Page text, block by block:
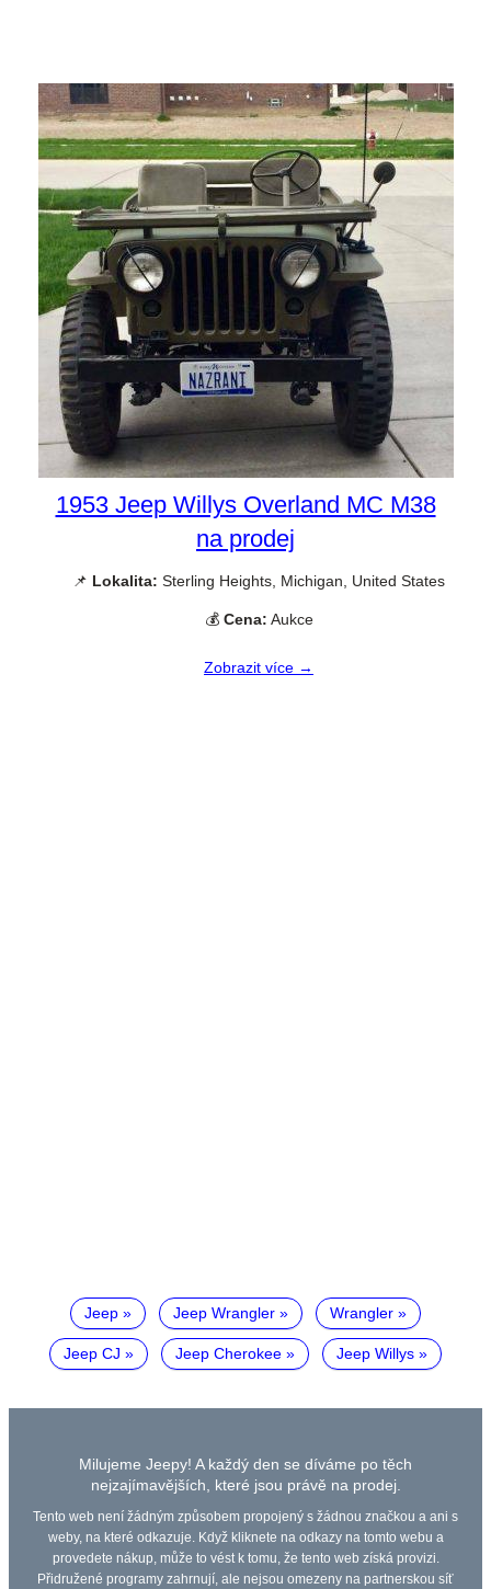
1953 Jeep Willys Overland MC M38
na prodej
📌 Lokalita: Sterling Heights, Michigan, United States
💰 Cena: Aukce
Zobrazit více →
Jeep Jeep Wrangler Wrangler
Jeep CJ Jeep Cherokee Jeep Willys
Milujeme Jeepy! A každý den se díváme po těch
nejzajímavějších, které jsou právě na prodej.
Tento web není žádným způsobem propojený s žádnou značkou a ani s
weby, na které odkazuje. Když kliknete na odkazy na tomto webu a
provedete nákup, může to vést k tomu, že tento web získá provizi.
Přidružené programy zahrnují, ale nejsou omezeny na partnerskou síť